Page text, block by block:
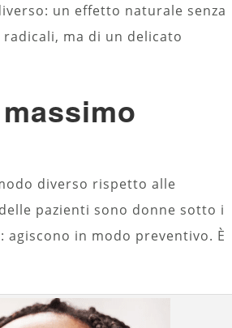
un effetto naturale senza
ma di un delicato
diverso rispetto alle
pazienti sono donne sotto i
in modo preventivo. È